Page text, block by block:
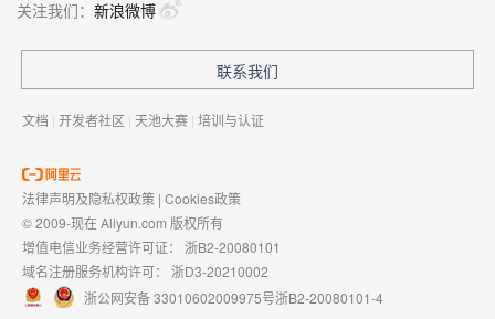
关注我们： 新浪微博
联系我们
文档 | 开发者社区 | 天池大赛 | 培训与认证
法律声明及隐私权政策 | Cookies政策
© 2009-现在 Aliyun.com 版权所有
增值电信业务经营许可证： 浙B2-20080101
域名注册服务机构许可： 浙D3-20210002
浙公网安备 33010602009975号浙B2-20080101-4